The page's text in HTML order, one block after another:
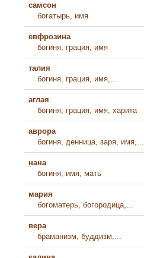
самсон
богатырь, имя
евфрозина
богиня, грация, имя
талия
богиня, грация, имя,...
аглая
богиня, грация, имя, харита
аврора
богиня, денница, заря, имя,...
нана
богиня, имя, мать
мария
богоматерь, богородица,...
вера
браманизм, буддизм,...